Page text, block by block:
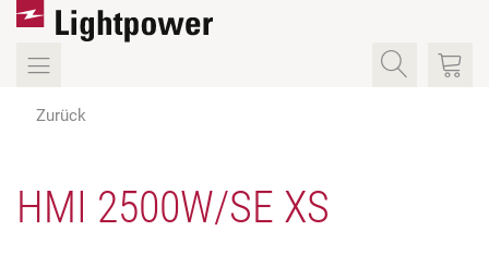
Zurück
HMI 2500W/SE XS